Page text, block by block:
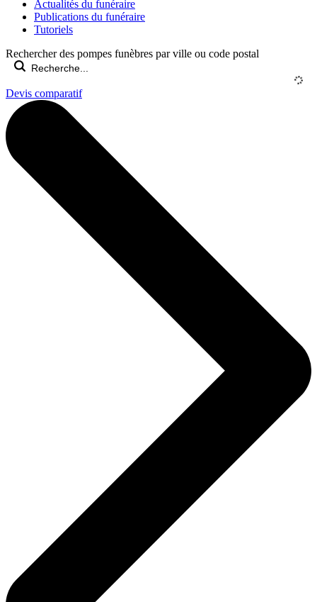
Actualités du funéraire
Publications du funéraire
Tutoriels
Rechercher des pompes funèbres par ville ou code postal
Devis comparatif